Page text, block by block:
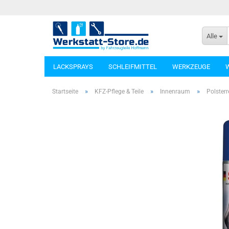
Alle
LACKSPRAYS SCHLEIFMITTEL WERKZEUGE
Startseite » KFZ-Pflege & Teile » Innenraum »